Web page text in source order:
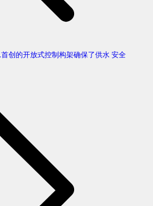
创的开放式控制构架确保了供水 安全